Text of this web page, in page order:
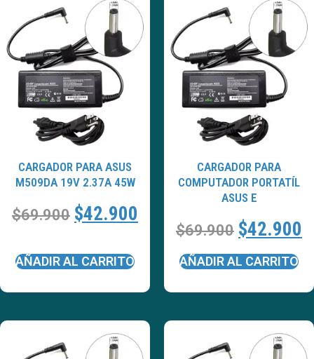
CARGADOR PARA ASUS
M509DA 19V 2.37A 45W
$69.900 $42.900
AÑADIR AL CARRITO
CARGADOR PARA
COMPUTADOR PORTATÍL
ASUS E
$69.900 $42.900
AÑADIR AL CARRITO